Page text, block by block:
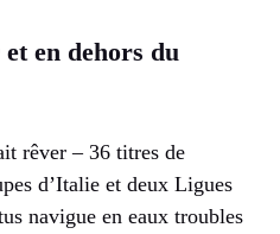
en dehors du
rêver – 36 titres de
d’Italie et deux Ligues
navigue en eaux troubles